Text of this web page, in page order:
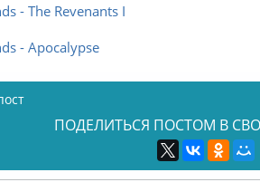
- The Revenants I
- Apocalypse
ПОДЕЛИТЬСЯ ПОСТОМ В